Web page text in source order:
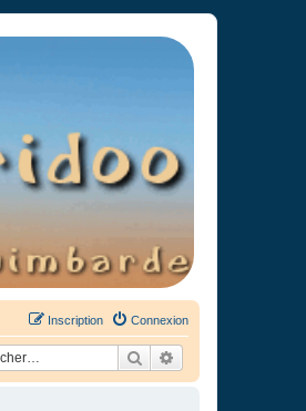
Connexion
Inscription
Rechercher